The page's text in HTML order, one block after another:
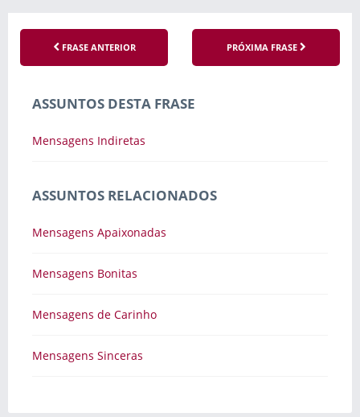
FRASE ANTERIOR PRÓXIMA FRASE
ASSUNTOS DESTA FRASE
Mensagens Indiretas
ASSUNTOS RELACIONADOS
Mensagens Apaixonadas
Mensagens Bonitas
Mensagens de Carinho
Mensagens Sinceras